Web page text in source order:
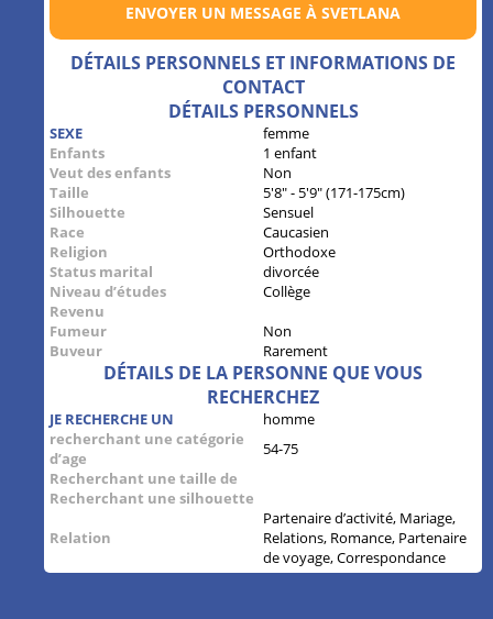
ENVOYER UN MESSAGE À SVETLANA
DÉTAILS PERSONNELS ET INFORMATIONS DE
CONTACT
DÉTAILS PERSONNELS
SEXE
femme
Enfants
1 enfant
Veut des enfants
Non
Taille
5'8" - 5'9" (171-175cm)
Silhouette
Sensuel
Race
Caucasien
Religion
Orthodoxe
Status marital
divorcée
Niveau d’études
Collège
Revenu
Fumeur
Non
Buveur
Rarement
DÉTAILS DE LA PERSONNE QUE VOUS
RECHERCHEZ
JE RECHERCHE UN
homme
recherchant une catégorie
d’age
54-75
Recherchant une taille de
Recherchant une silhouette
Relation
Partenaire d’activité, Mariage,
Relations, Romance, Partenaire
de voyage, Correspondance